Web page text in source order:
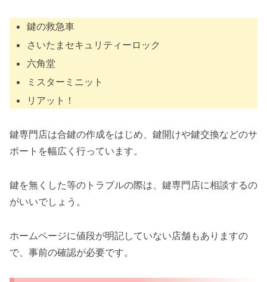
鍵の救急車
さいたまセキュリティーロック
六角堂
ミスターミニット
リアット！
鍵専門店は合鍵の作成をはじめ、鍵開けや鍵交換などのサ
ポートを幅広く行っています。
鍵を無くした等のトラブルの際は、鍵専門店に相談するの
がいいでしょう。
ホームページに値段が明記していない店舗もありますの
で、事前の確認が必要です。